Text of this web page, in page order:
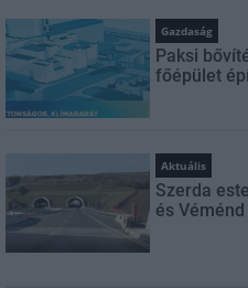
Gazdaság
Paksi
főépület
Aktuális
Szerda
és